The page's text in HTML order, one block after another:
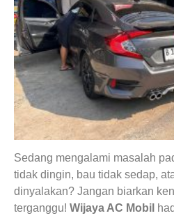
Sedang mengalami masalah
tidak dingin, bau tidak sedap,
dinyalakan? Jangan biarkan
terganggu! Wijaya AC Mobil